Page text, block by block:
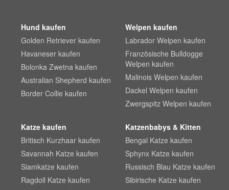
Hund kaufen
Golden Retriever kaufen
Havaneser kaufen
Bolonka Zwetna kaufen
Australian Shepherd kaufen
Border Collie kaufen
Welpen kaufen
Labrador Welpen kaufen
Französische Bulldogge
Welpen kaufen
Malinois Welpen kaufen
Dackel Welpen kaufen
Zwergspitz Welpen kaufen
Katze kaufen
Britisch Kurzhaar kaufen
Savannah Katze kaufen
Siamkatze kaufen
Ragdoll Katze kaufen
Katzenbabys & Kitten
Bengal Katze kaufen
Sphynx Katze kaufen
Russisch Blau Katze kaufen
Sibirische Katze kaufen